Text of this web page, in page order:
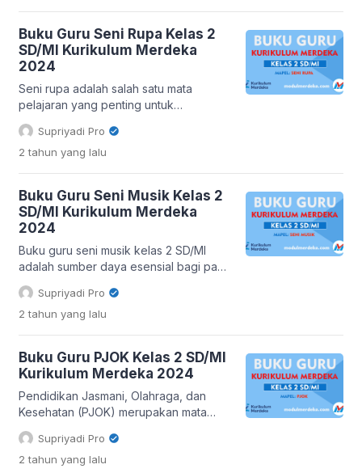
pembelajaran seni tari yang efektif,
buku guru menjadi sumber referensi
yang sangat berharga bagi para
pendidik. Buku guru seni tari kelas 2
SD/MI […]
Buku Guru Seni Rupa Kelas 2
SD/MI Kurikulum Merdeka
2024
Seni rupa adalah salah satu mata
pelajaran yang penting untuk
mengembangkan kreativitas dan
ekspresi diri siswa sejak dini. Bagi guru
kelas 2 SD/MI, memiliki buku guru seni
menarik dan efektif. Apa itu Buku Guru
Seni Rupa Kelas 2 SD/MI? Buku guru
seni rupa kelas 2 SD/MI […]
Supriyadi Pro
2 tahun yang lalu
Buku Guru Seni Musik Kelas 2
SD/MI Kurikulum Merdeka
2024
Buku guru seni musik kelas 2 SD/MI
adalah sumber daya esensial bagi para
pendidik untuk menciptakan
pengalaman belajar yang
menyenangkan dan bermakna bagi
tentang bagaimana menyampaikan
materi seni musik sesuai dengan
kurikulum yang berlaku, serta
menginspirasi guru untuk
mengembangkan kreativitas dan bakat
musik siswa. Manfaat Buku Guru Seni
[…]
Supriyadi Pro
2 tahun yang lalu
Buku Guru PJOK Kelas 2 SD/MI
Kurikulum Merdeka 2024
Pendidikan Jasmani, Olahraga, dan
Kesehatan (PJOK) merupakan mata
pelajaran yang esensial bagi
perkembangan siswa Sekolah Dasar
(SD) dan Madrasah Ibtidaiyah (MI).
Supriyadi Pro
2 tahun yang lalu